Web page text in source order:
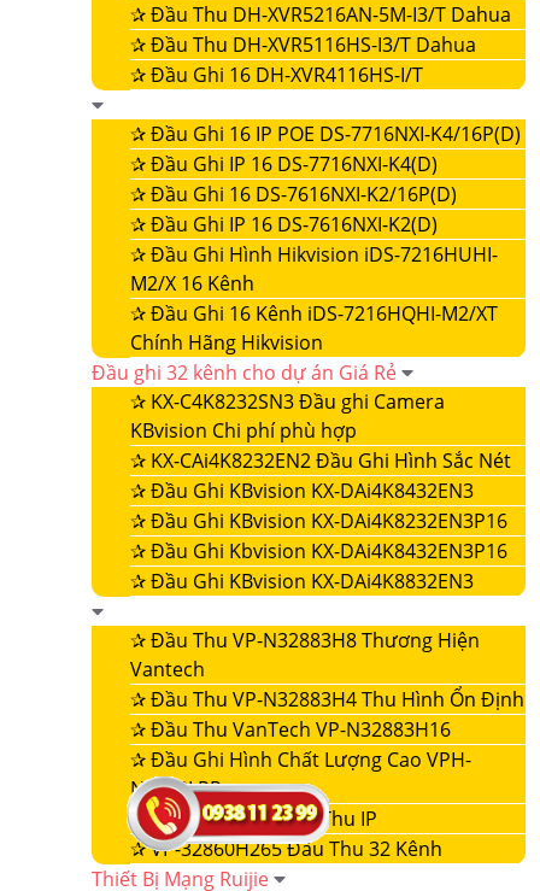
✰Đầu Thu DH-XVR5216AN-5M-I3/T Dahua
✰Đầu Thu DH-XVR5116HS-I3/T Dahua
✰Đầu Ghi 16 DH-XVR4116HS-I/T
✰Đầu Ghi 16 IP POE DS-7716NXI-K4/16P(D)
✰Đầu Ghi IP 16 DS-7716NXI-K4(D)
✰Đầu Ghi 16 DS-7616NXI-K2/16P(D)
✰Đầu Ghi IP 16 DS-7616NXI-K2(D)
✰Đầu Ghi Hình Hikvision iDS-7216HUHI-
M2/X 16 Kênh
✰Đầu Ghi 16 Kênh iDS-7216HQHI-M2/XT
Chính Hãng Hikvision
Đầu ghi 32 kênh cho dự án Giá Rẻ
✰ KX-C4K8232SN3 Đầu ghi Camera
KBvision Chi phí phù hợp
✰ KX-CAi4K8232EN2 Đầu Ghi Hình Sắc Nét
✰Đầu Ghi KBvision KX-DAi4K8432EN3
✰Đầu Ghi KBvision KX-DAi4K8232EN3P16
✰Đầu Ghi Kbvision KX-DAi4K8432EN3P16
✰Đầu Ghi KBvision KX-DAi4K8832EN3
✰Đầu Thu VP-N32883H8 Thương Hiện
Vantech
✰Đầu Thu VP-N32883H4 Thu Hình Ổn Định
✰Đầu Thu VanTech VP-N32883H16
✰Đầu Ghi Hình Chất Lượng Cao VPH-
N4432LPR
✰ VP-32860NVR Đầu Thu IP
✰VP-32860H265 Đầu Thu 32 Kênh
Thiết Bị Mạng Ruijie